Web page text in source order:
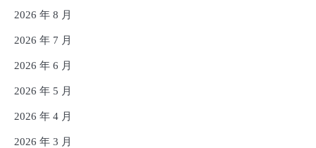
2026 年 8 月
2026 年 7 月
2026 年 6 月
2026 年 5 月
2026 年 4 月
2026 年 3 月